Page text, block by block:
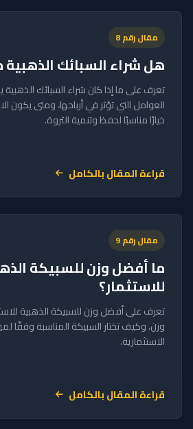
مقال رقم 8
هل شراء السبائك الذهبية
تعرف على ما إذا كان شراء السبائك الذهبية
العوامل التي تؤثر في أرباحها، ومتى يكون
خيارًا مناسبًا لحفظ وتنمية الثروة.
قراءة المقال بالكامل
مقال رقم 9
ما أفضل وزن للسبيكة
للاستثمار؟
تعرف على أفضل وزن للسبيكة الذهبية
وزن، وكيف تختار السبيكة المناسبة وفقًا
الاستثمارية.
قراءة المقال بالكامل